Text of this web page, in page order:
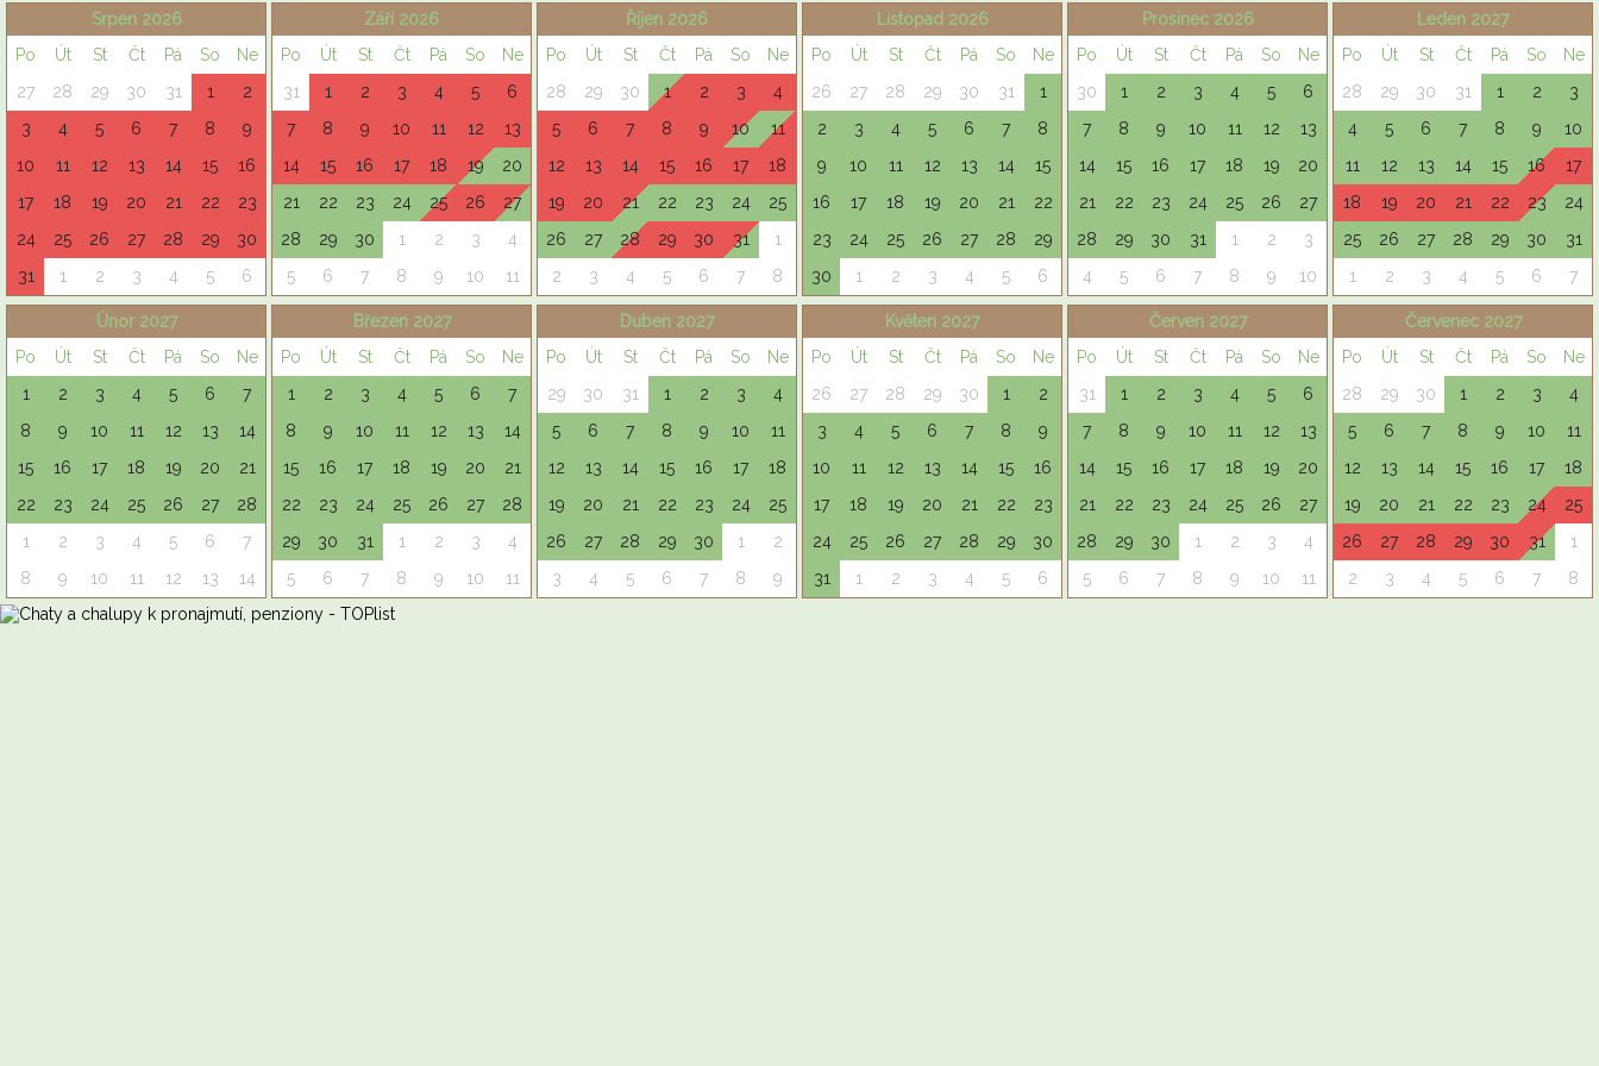
Srpen 2026
Po
Út St Čt Pá So
Ne
27
28 29 30 31 1
2
3
4 5 6 7 8
9
10
11 12 13 14 15
16
17
18 19 20 21 22
23
24
25 26 27 28 29
30
31
1 2 3 4 5 6
Září 2026
Po
Út St Čt Pá So
Ne
31
1 2 3 4 5
6
7
8 9 10 11 12
13
14
15 16 17 18 19
20
21
22 23 24 25 26
27
28
29 30 1 2 3
4
5
6 7 8 9 10 11
Říjen 2026
Po
Út St Čt Pá So
Ne
28
29 30 1 2 3
4
5
6 7 8 9 10
11
12
13 14 15 16 17
18
19
20 21 22 23 24
25
26
27 28 29 30 31
1
2
3 4 5 6 7 8
Listopad 2026
Po
Út St Čt Pá So
Ne
26
27 28 29 30 31
1
2
3 4 5 6 7
8
9
10 11 12 13 14
15
16
17 18 19 20 21
22
23
24 25 26 27 28
29
30
1 2 3 4 5 6
Prosinec 2026
Po
Út St Čt Pá So
Ne
30
1 2 3 4 5
6
7
8 9 10 11 12
13
14
15 16 17 18 19
20
21
22 23 24 25 26
27
28
29 30 31 1 2
3
4
5 6 7 8 9 10
Leden 2027
Po
Út St Čt Pá So
Ne
28
29 30 31 1 2
3
4
5 6 7 8 9
10
11
12 13 14 15 16
17
18
19 20 21 22 23
24
25
26 27 28 29 30
31
1
2 3 4 5 6 7
Únor 2027
Po
Út St Čt Pá So
Ne
1
2 3 4 5 6
7
8
9 10 11 12 13
14
15
16 17 18 19 20
21
22
23 24 25 26 27
28
1
2 3 4 5 6
7
8
9 10 11 12 13 14
Březen 2027
Po
Út St Čt Pá So
Ne
1
2 3 4 5 6
7
8
9 10 11 12 13
14
15
16 17 18 19 20
21
22
23 24 25 26 27
28
29
30 31 1 2 3
4
5
6 7 8 9 10 11
Duben 2027
Po
Út St Čt Pá So
Ne
29
30 31 1 2 3
4
5
6 7 8 9 10
11
12
13 14 15 16 17
18
19
20 21 22 23 24
25
26
27 28 29 30 1
2
3
4 5 6 7 8 9
Květen 2027
Po
Út St Čt Pá So
Ne
26
27 28 29 30 1
2
3
4 5 6 7 8
9
10
11 12 13 14 15
16
17
18 19 20 21 22
23
24
25 26 27 28 29
30
31
1 2 3 4 5 6
Červen 2027
Po
Út St Čt Pá So
Ne
31
1 2 3 4 5
6
7
8 9 10 11 12
13
14
15 16 17 18 19
20
21
22 23 24 25 26
27
28
29 30 1 2 3
4
5
6 7 8 9 10 11
Červenec 2027
Po
Út St Čt Pá So
Ne
28
29 30 1 2 3
4
5
6 7 8 9 10
11
12
13 14 15 16 17
18
19
20 21 22 23 24
25
26
27 28 29 30 31
1
2
3 4 5 6 7 8